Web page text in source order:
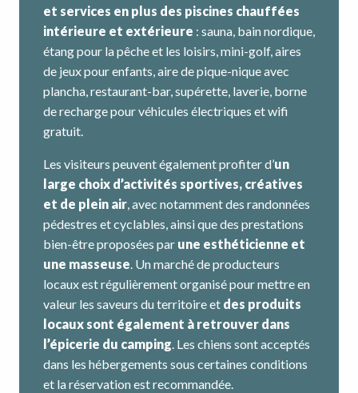
et services en plus des piscines chauffées
intérieure et extérieure : sauna, bain nordique,
étang pour la pêche et les loisirs, mini-golf, aires
de jeux pour enfants, aire de pique-nique avec
plancha, restaurant-bar, supérette, laverie, borne
de recharge pour véhicules électriques et wifi
gratuit.
Les visiteurs peuvent également profiter d’un
large choix d’activités sportives, créatives
et de plein air, avec notamment des randonnées
pédestres et cyclables, ainsi que des prestations
bien-être proposées par une esthéticienne et
une masseuse. Un marché de producteurs
locaux est régulièrement organisé pour mettre en
valeur les saveurs du territoire et des produits
locaux sont également à retrouver dans
l’épicerie du camping. Les chiens sont acceptés
dans les hébergements sous certaines conditions
et la réservation est recommandée.